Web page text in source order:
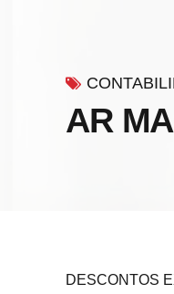
AR
DESCONTOS